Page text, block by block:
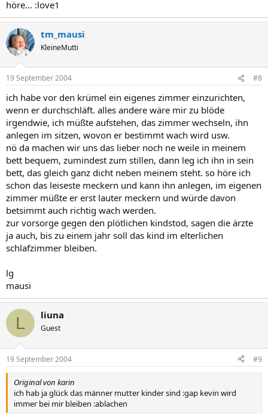
höre... :love1
tm_mausi
KleineMutti
19 September 2004 #8
ich habe vor den krümel ein eigenes zimmer einzurichten,
wenn er durchschläft. alles andere wäre mir zu blöde
irgendwie, ich müßte aufstehen, das zimmer wechseln, ihn
anlegen im sitzen, wovon er bestimmt wach wird usw.
nö da machen wir uns das lieber noch ne weile in meinem
bett bequem, zumindest zum stillen, dann leg ich ihn in sein
bett, das gleich ganz dicht neben meinem steht. so höre ich
schon das leiseste meckern und kann ihn anlegen, im eigenen
zimmer müßte er erst lauter meckern und würde davon
betsimmt auch richtig wach werden.
zur vorsorge gegen den plötlichen kindstod, sagen die ärzte
ja auch, bis zu einem jahr soll das kind im elterlichen
schlafzimmer bleiben.
lg
mausi
L liuna
Guest
19 September 2004 #9
Original von karin
ich hab ja glück das männer mutter kinder sind :gap kevin wird
immer bei mir bleiben :ablachen